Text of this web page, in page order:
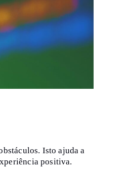
Isto ajuda a
positiva.